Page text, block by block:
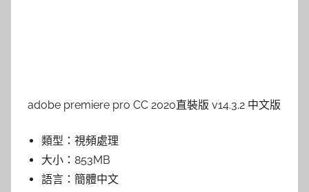
adobe premiere pro CC 2020直裝版 v14.3.2 中文版
類型： 視頻處理
大小： 853MB
語言： 簡體中文